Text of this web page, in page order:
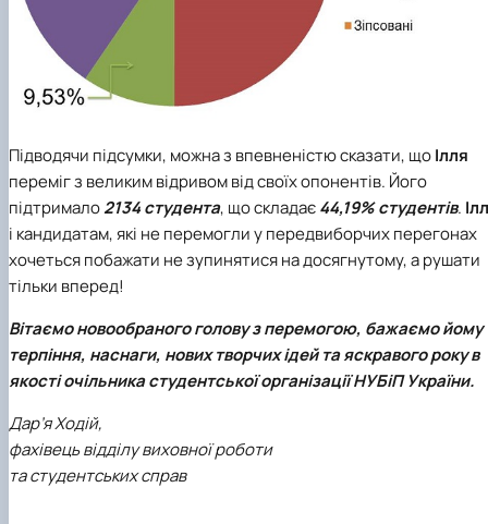
Підводячи підсумки, можна з впевненістю сказати, щоІлля
переміг з великим відривом від своїх опонентів. Його
підтримало2134 студента, що складає44,19% студентів.
і кандидатам, які не перемогли у передвиборчих перегонах
хочеться побажати не зупинятися на досягнутому, а рушати
тільки вперед!
Вітаємо новообраного голову з перемогою, бажаємо йому
терпіння, наснаги, нових творчих ідей та яскравого року в
якості очільника студентської організації НУБіП України.
Дар’я Ходій,
фахівець відділу виховної роботи
та студентських справ